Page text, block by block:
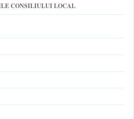
CONSILIULUI LOCAL